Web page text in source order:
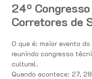
24º
Corretores de
O que é: maior evento
reunindo congresso
cultural.
Quando acontece: 27,